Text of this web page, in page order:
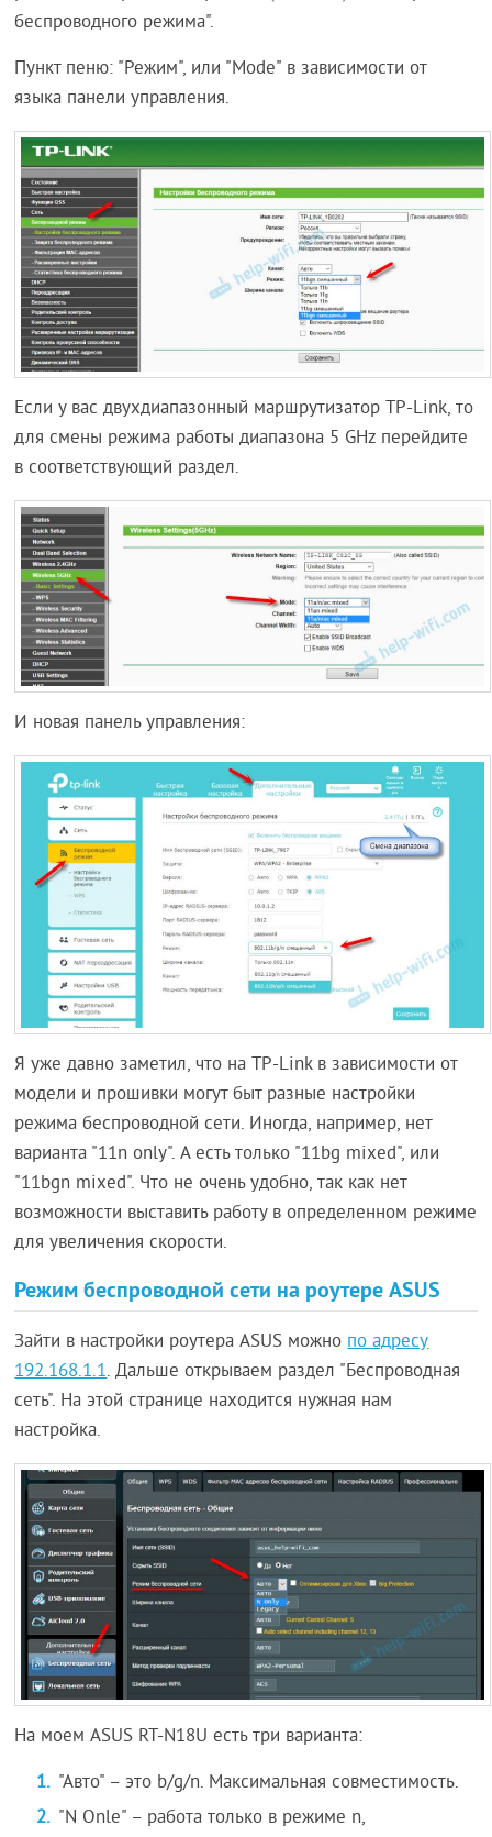
беспроводного режима".
Пункт пеню: "Режим", или "Mode" в зависимости от
языка панели управления.
Если у вас двухдиапазонный маршрутизатор TP-Link, то
для смены режима работы диапазона 5 GHz перейдите
в соответствующий раздел.
И новая панель управления:
Я уже давно заметил, что на TP-Link в зависимости от
модели и прошивки могут быт разные настройки
режима беспроводной сети. Иногда, например, нет
варианта "11n only". А есть только "11bg mixed", или
"11bgn mixed". Что не очень удобно, так как нет
возможности выставить работу в определенном режиме
для увеличения скорости.
Режим беспроводной сети на роутере ASUS
Зайти в настройки роутера ASUS можнопо адресу
192.168.1.1. Дальше открываем раздел "Беспроводная
сеть". На этой странице находится нужная нам
настройка.
На моем ASUS RT-N18U есть три варианта:
"Авто" – это b/g/n. Максимальная совместимость.
"N Onle" – работа только в режиме n,